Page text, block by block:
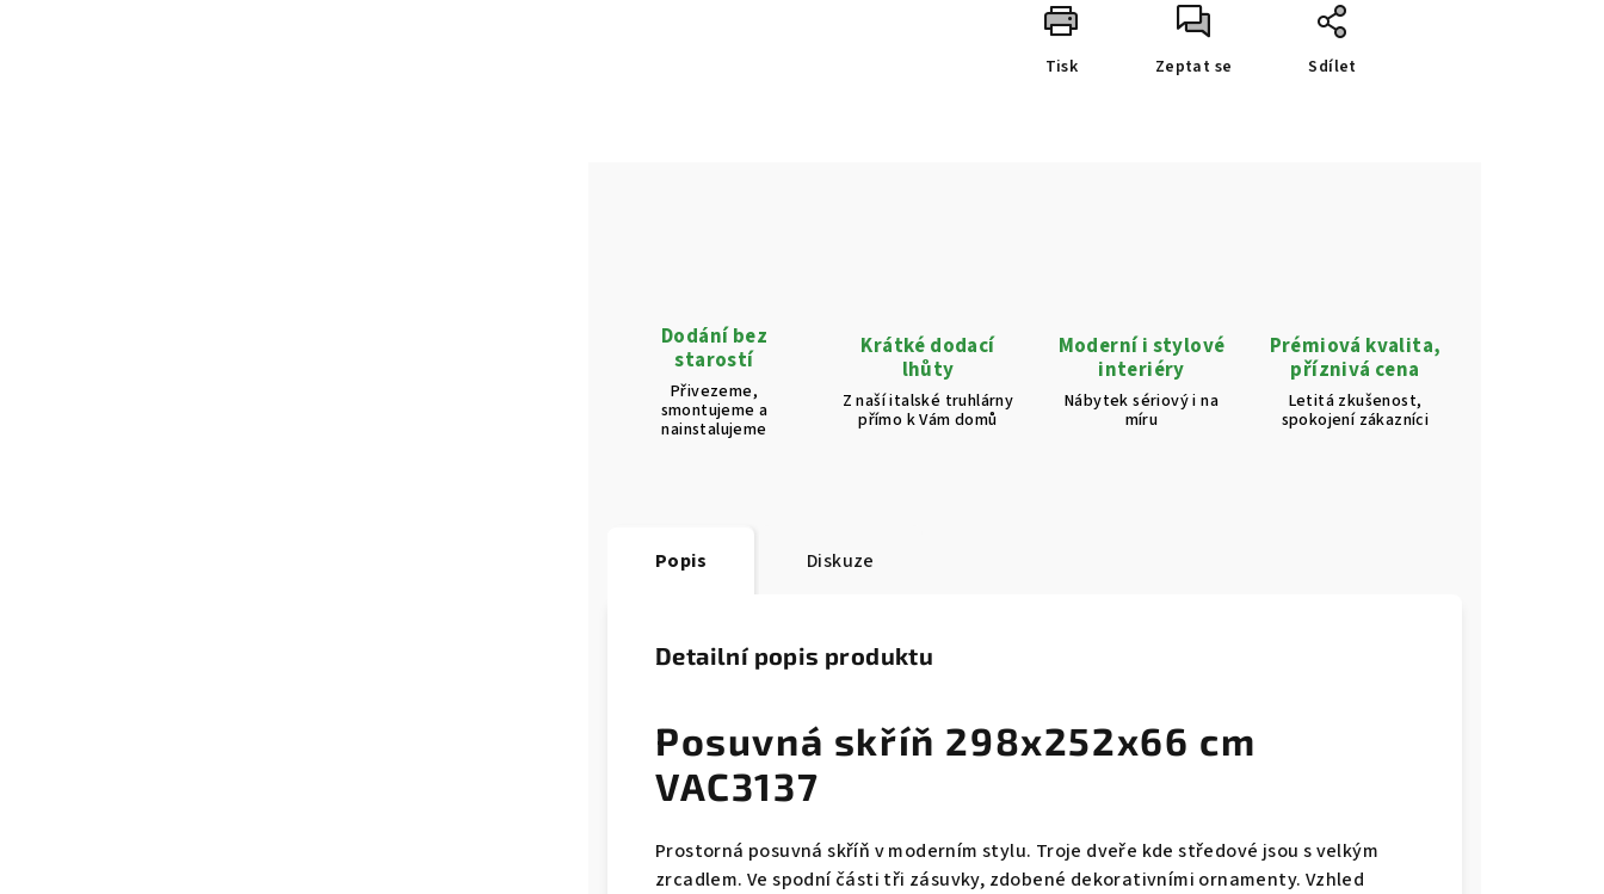
Tisk Zeptat se Sdílet
Dodání bez
starostí
Přivezeme,
smontujeme a
nainstalujeme
Krátké dodací
lhůty
Z naší italské truhlárny
přímo k Vám domů
Moderní i stylové
interiéry
Nábytek sériový i na
míru
Prémiová kvalita,
příznivá cena
Letitá zkušenost,
spokojení zákazníci
Popis Diskuze
Detailní popis produktu
Posuvná skříň 298x252x66 cm
VAC3137
Prostorná posuvná skříň v moderním stylu. Troje dveře kde středové jsou s velkým
zrcadlem. Ve spodní části tři zásuvky, zdobené dekorativními ornamenty. Vzhled